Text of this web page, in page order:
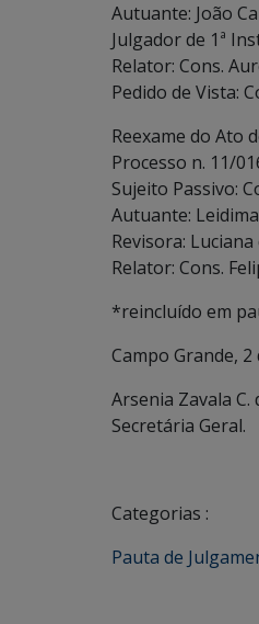
Autuante: João
Julgador de 1ª
Relator: Cons.
Pedido de Vista:
Reexame do Ato
Processo n. 11/
Sujeito Passivo:
Autuante:
Revisora:
Relator: Cons.
*reincluído em
Campo Grande,
Arsenia Zavala C.
Secretária Geral.
Categorias :
Pauta de